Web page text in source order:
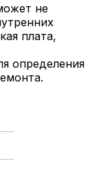
не
плата,
определения